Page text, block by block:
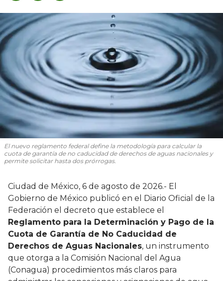
El nuevo reglamento federal define la metodología para calcular la
cuota de garantía de no caducidad de derechos de aguas nacionales y
permite solicitar hasta dos prórrogas.
Ciudad de México, 6 de agosto de 2026.- El
Gobierno de México publicó en el Diario Oficial de la
Federación el decreto que establece el
Reglamento para la Determinación y Pago de la
Cuota de Garantía de No Caducidad de
Derechos de Aguas Nacionales, un instrumento
que otorga a la Comisión Nacional del Agua
(Conagua) procedimientos más claros para